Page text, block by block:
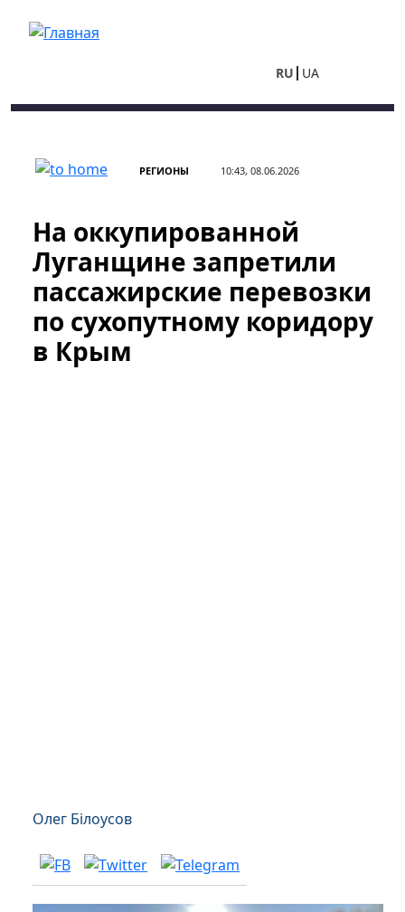
RU UA
РЕГИОНЫ 10:43, 08.06.2026
На оккупированной
Луганщине запретили
пассажирские перевозки
по сухопутному коридору
в Крым
Олег Білоусов